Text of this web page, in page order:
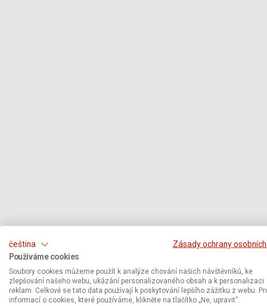
čeština
Zásady ochrany
Používáme cookies
Soubory cookies můžeme použít k analýze chování našich návštěvníků, ke
zlepšování našeho webu, ukázání personalizovaného obsah a k personalizaci
reklam. Celkově se tato data používají k poskytování lepšího zážitku z webu.
informací o cookies, které používáme, klikněte na tlačítko „Ne, upravit“.